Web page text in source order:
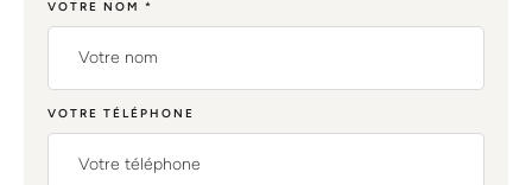
VOTRE NOM *
VOTRE TÉLÉPHONE